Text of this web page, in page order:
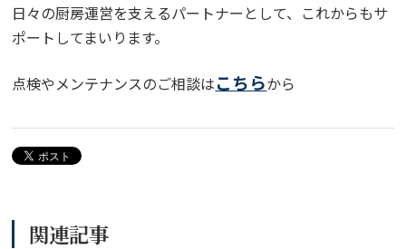
日々の厨房運営を支えるパートナーとして、これからもサ
ポートしてまいります。
点検やメンテナンスのご相談はこちらから
関連記事